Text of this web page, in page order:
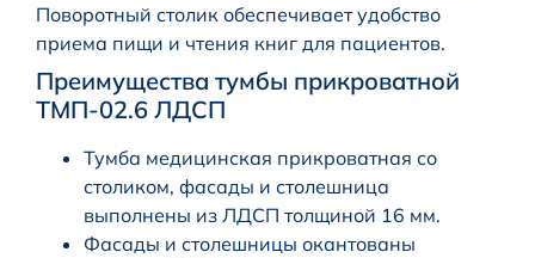
Поворотный столик обеспечивает удобство
приема пищи и чтения книг для пациентов.
Преимущества тумбы прикроватной
ТМП-02.6 ЛДСП
Тумба медицинская прикроватная со
столиком, фасады и столешница
выполнены из ЛДСП толщиной 16 мм.
Фасады и столешницы окантованы